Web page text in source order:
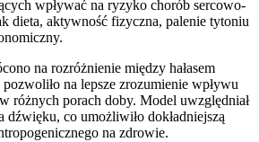
wpływać na ryzyko chorób sercowo-
dieta, aktywność fizyczna, palenie tytoniu
na rozróżnienie między hałasem
na lepsze zrozumienie wpływu
różnych porach doby. Model uwzględniał
dźwięku, co umożliwiło dokładniejszą
na zdrowie.